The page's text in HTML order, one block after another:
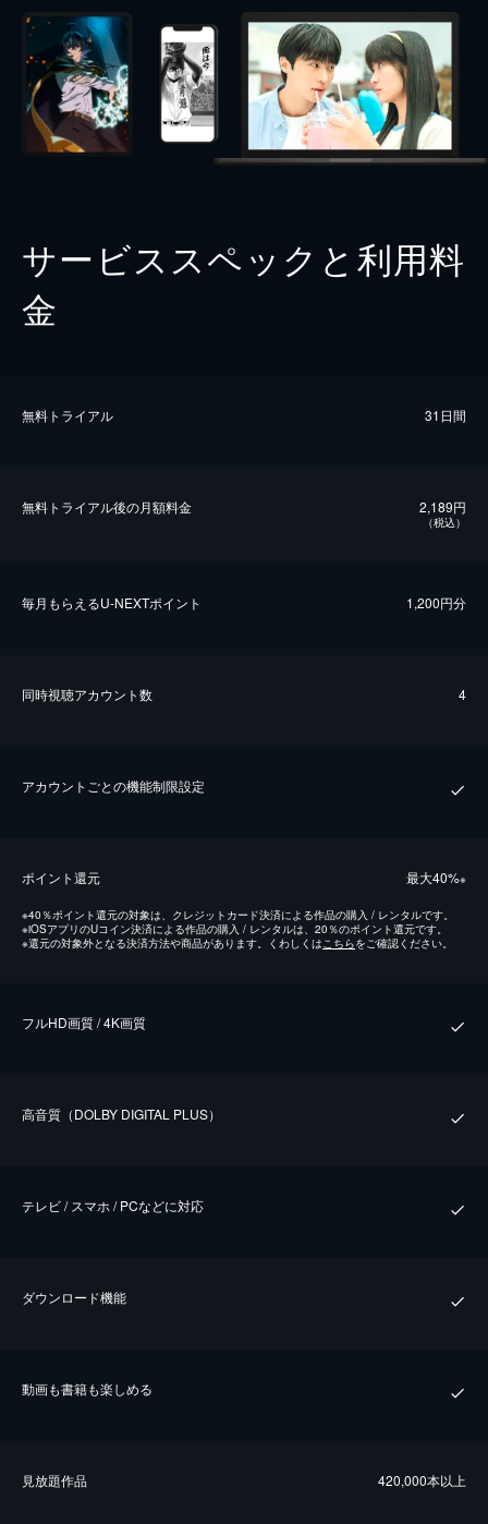
サービススペックと利用料
金
無料トライアル 31日間
無料トライアル後の⽉額料金 2,189円
（税込）
毎⽉もらえるU-NEXTポイント 1,200円分
同時視聴アカウント数 4
アカウントごとの機能制限設定
ポイント還元 最⼤40%※
※40％ポイント還元の対象は、クレジットカード決済による作品の購入 / レンタルです。
※iOSアプリのUコイン決済による作品の購入 / レンタルは、20％のポイント還元です。
※還元の対象外となる決済方法や商品があります。くわしくはこちらをご確認ください。
フルHD画質 / 4K画質
⾼⾳質（DOLBY DIGITAL PLUS）
テレビ / スマホ / PCなどに対応
ダウンロード機能
動画も書籍も楽しめる
⾒放題作品 420,000本以上